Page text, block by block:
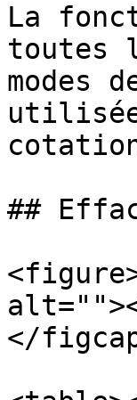
La
toutes
modes
##
</